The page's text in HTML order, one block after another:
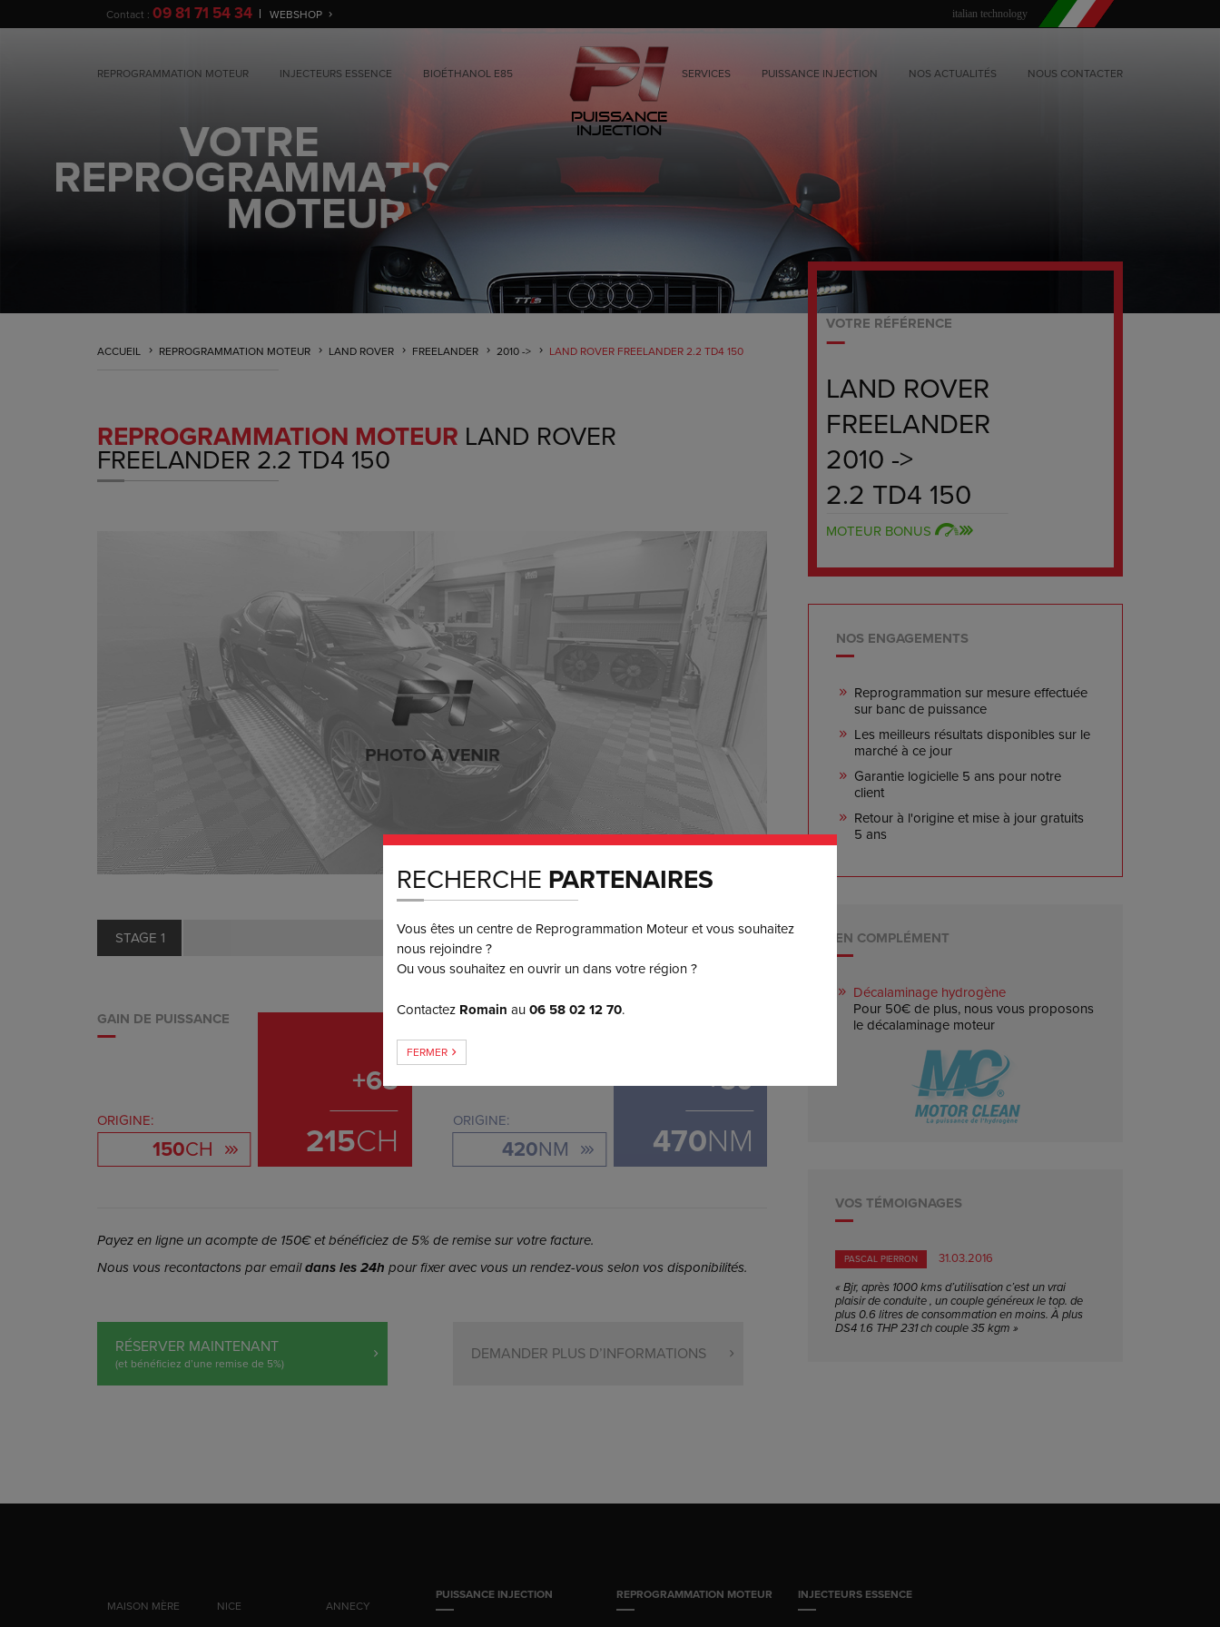
italian technology
Contact : 09 81 71 54 34 WEBSHOP
Puissance
Injection
REPROGRAMMATION MOTEUR INJECTEURS ESSENCE BIOÉTHANOL E85 SERVICES PUISSANCE INJECTION NOS ACTUALITÉS NOUS CONTACTER
ACCUEIL REPROGRAMMATION MOTEUR LAND ROVER FREELANDER 2010 -> LAND ROVER FREELANDER 2.2 TD4 150
REPROGRAMMATION MOTEUR LAND ROVER
FREELANDER 2.2 TD4 150
STAGE 1 3 ou 4x 650 € TTC
GAIN DE PUISSANCE
ORIGINE:
150CH
+65
215CH
GAIN DE COUPLE
ORIGINE:
420NM
+50
470NM
Payez en ligne un acompte de 150€ et bénéficiez de 5% de remise sur votre facture.
Nous vous recontactons par emaildans les 24h pour fixer avec vous un rendez-vous selon vos disponibilités.
RÉSERVER MAINTENANT
(et bénéficiez d’une remise de 5%) DEMANDER PLUS D’INFORMATIONS
VOTRE RÉFÉRENCE
LAND ROVER
FREELANDER
2010 ->
2.2 TD4 150
MOTEUR BONUS
NOS ENGAGEMENTS
Reprogrammation sur mesure effectuée
sur banc de puissance
Les meilleurs résultats disponibles sur le
marché à ce jour
Garantie logicielle 5 ans pour notre
client
Retour à l'origine et mise à jour gratuits
5 ans
EN COMPLÉMENT
Décalaminage hydrogène
Pour 50€ de plus, nous vous proposons
le décalaminage moteur
VOS TÉMOIGNAGES
PASCAL PIERRON
31.03.2016
« Bjr, après 1000 kms d’utilisation c’est un vrai
plaisir de conduite , un couple généreux le top. de
plus 0.6 litres de consommation en moins. À plus
DS4 1.6 THP 231 ch couple 35 kgm »
RECHERCHE PARTENAIRES
Vous êtes un centre de Reprogrammation Moteur et vous souhaitez
nous rejoindre ?
Ou vous souhaitez en ouvrir un dans votre région ?
Contactez Romain au06 58 02 12 70.
FERMER
MAISON MÈRE
NICE
ANNECY
PUISSANCE INJECTION REPROGRAMMATION MOTEUR INJECTEURS ESSENCE